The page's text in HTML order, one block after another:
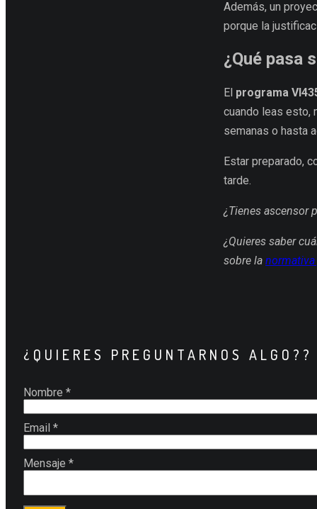
Además, un
porque la
¿Qué pasa
El programa
cuando leas esto,
semanas o hasta
Estar preparado,
tarde.
¿Tienes ascensor
¿Quieres saber
sobre la
¿QUIERES PREGUNTARNOS ALGO??
Nombre *
Email *
Mensaje *